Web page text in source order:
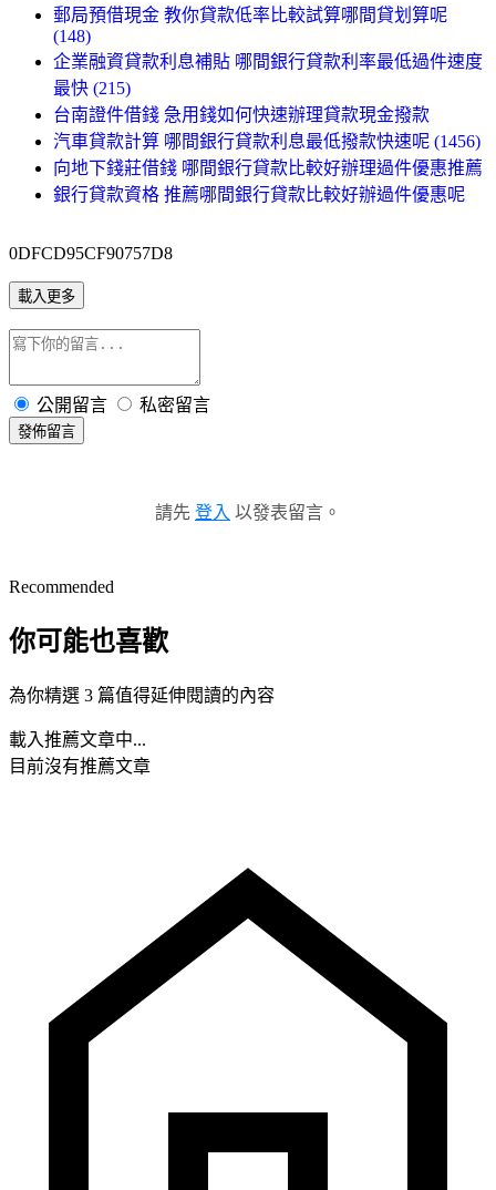
郵局預借現金 教你貸款低率比較試算哪間貸划算呢
(148)
企業融資貸款利息補貼 哪間銀行貸款利率最低過件速度
最快 (215)
台南證件借錢 急用錢如何快速辦理貸款現金撥款
汽車貸款計算 哪間銀行貸款利息最低撥款快速呢 (1456)
向地下錢莊借錢 哪間銀行貸款比較好辦理過件優惠推薦
銀行貸款資格 推薦哪間銀行貸款比較好辦過件優惠呢
0DFCD95CF90757D8
載入更多
公開留言 私密留言
發佈留言
請先 登入 以發表留言。
Recommended
你可能也喜歡
為你精選 3 篇值得延伸閱讀的內容
載入推薦文章中...
目前沒有推薦文章